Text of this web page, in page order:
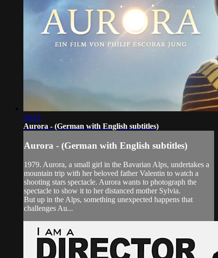
24:12
Aurora - (German with English subtitles)
Aurora - (German with English subtitles)
1979. Aurora, a small girl in the Bavarian Alps, undertakes a
mountain trip with her beloved father Valentin to watch a
shooting stars spectacle. Aurora wants to photograph the
spectacle to show it to her distanced mother Sylvia.
But up in the Alps, something unexpected happens that
challenges Au...